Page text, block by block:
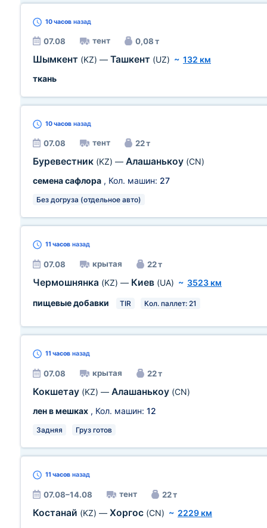
10 часов назад
07.08 тент 0,08 т
Шымкент (KZ) — Ташкент (UZ) ~ 132 км
ткань
10 часов назад
07.08 тент 22 т
Буревестник (KZ) — Алашанькоу (CN)
семена сафлора , Кол. машин: 27
Без догруза (отдельное авто)
11 часов назад
07.08 крытая 22 т
Чермошнянка (KZ) — Киев (UA) ~ 3523 км
пищевые добавки
TIR Кол. паллет: 21
11 часов назад
07.08 крытая 22 т
Кокшетау (KZ) — Алашанькоу (CN)
лен в мешках , Кол. машин: 12
Задняя Груз готов
11 часов назад
07.08–14.08 тент 22 т
Костанай (KZ) — Хоргос (CN) ~ 2229 км